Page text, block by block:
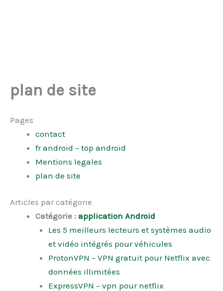
plan de site
Pages
contact
fr android – top android
Mentions legales
plan de site
Articles par catégorie
Catégorie : application Android
Les 5 meilleurs lecteurs et systèmes audio
et vidéo intégrés pour véhicules
ProtonVPN – VPN gratuit pour Netflix avec
données illimitées
ExpressVPN – vpn pour netflix